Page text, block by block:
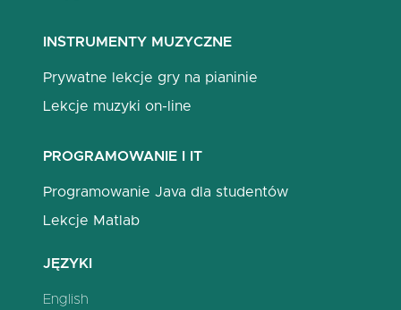
INSTRUMENTY MUZYCZNE
Prywatne lekcje gry na pianinie
Lekcje muzyki on-line
PROGRAMOWANIE I IT
Programowanie Java dla studentów
Lekcje Matlab
JĘZYKI
English